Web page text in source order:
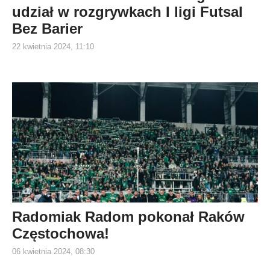
udział w rozgrywkach I ligi Futsal
Bez Barier
22 kwietnia 2024, 11:10
Radomiak Radom pokonał Raków
Częstochowa!
06 kwietnia 2024, 08:30